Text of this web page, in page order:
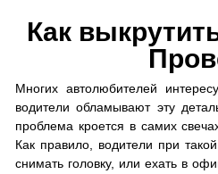
Как
Многих автолюбителей
водители обламывают эту
проблема кроется в самих
Как правило, водители при
снимать головку, или ехать в